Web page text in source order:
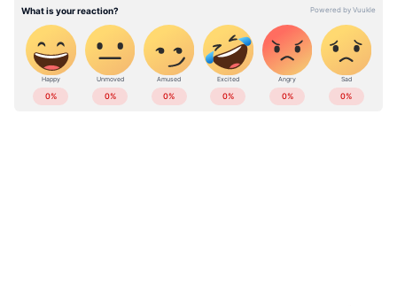
കേരളത്തിലെ എല്ലാ വാർത്തകൾKerala